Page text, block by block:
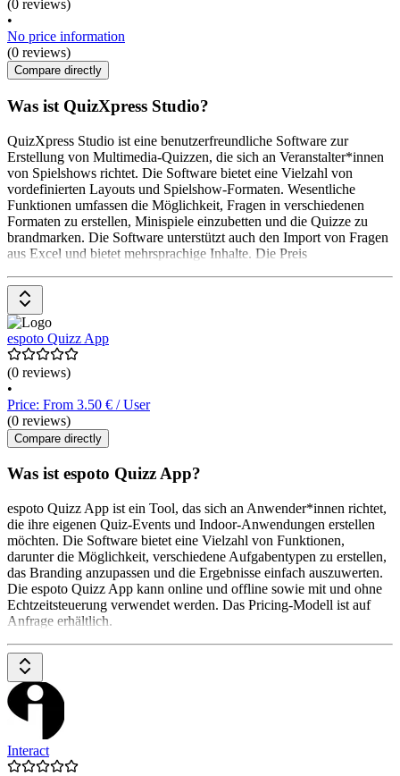
(0 reviews)
•
No price information
(0 reviews)
Compare directly
Was ist QuizXpress Studio?
QuizXpress Studio ist eine benutzerfreundliche Software zur
Erstellung von Multimedia-Quizzen, die sich an Veranstalter*innen
von Spielshows richtet. Die Software bietet eine Vielzahl von
vordefinierten Layouts und Spielshow-Formaten. Wesentliche
Funktionen umfassen die Möglichkeit, Fragen in verschiedenen
Formaten zu erstellen, Minispiele einzubetten und die Quizze zu
brandmarken. Die Software unterstützt auch den Import von Fragen
aus Excel und bietet mehrsprachige Inhalte. Die Preis
espoto Quizz App
(0 reviews)
•
Price: From 3.50 € / User
(0 reviews)
Compare directly
Was ist espoto Quizz App?
espoto Quizz App ist ein Tool, das sich an Anwender*innen richtet,
die ihre eigenen Quiz-Events und Indoor-Anwendungen erstellen
möchten. Die Software bietet eine Vielzahl von Funktionen,
darunter die Möglichkeit, verschiedene Aufgabentypen zu erstellen,
das Branding anzupassen und die Ergebnisse einfach auszuwerten.
Die espoto Quizz App kann online und offline sowie mit und ohne
Echtzeitsteuerung verwendet werden. Das Pricing-Modell ist auf
Anfrage erhältlich.
Interact